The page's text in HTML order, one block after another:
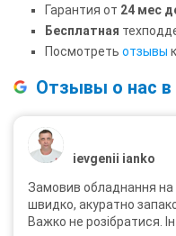
Гарантия от 24 мес
Бесплатная
Посмотреть отзывы
Отзывы о нас в
ievgenii ianko
Замовив обладнання на
швидко, акуратно
Важко не розібратися.